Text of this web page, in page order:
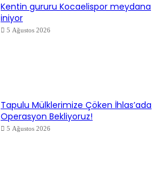
Kentin gururu Kocaelispor meydana
iniyor
5 Ağustos 2026
Tapulu Mülklerimize Çöken İhlas’ada
Operasyon Bekliyoruz!
5 Ağustos 2026